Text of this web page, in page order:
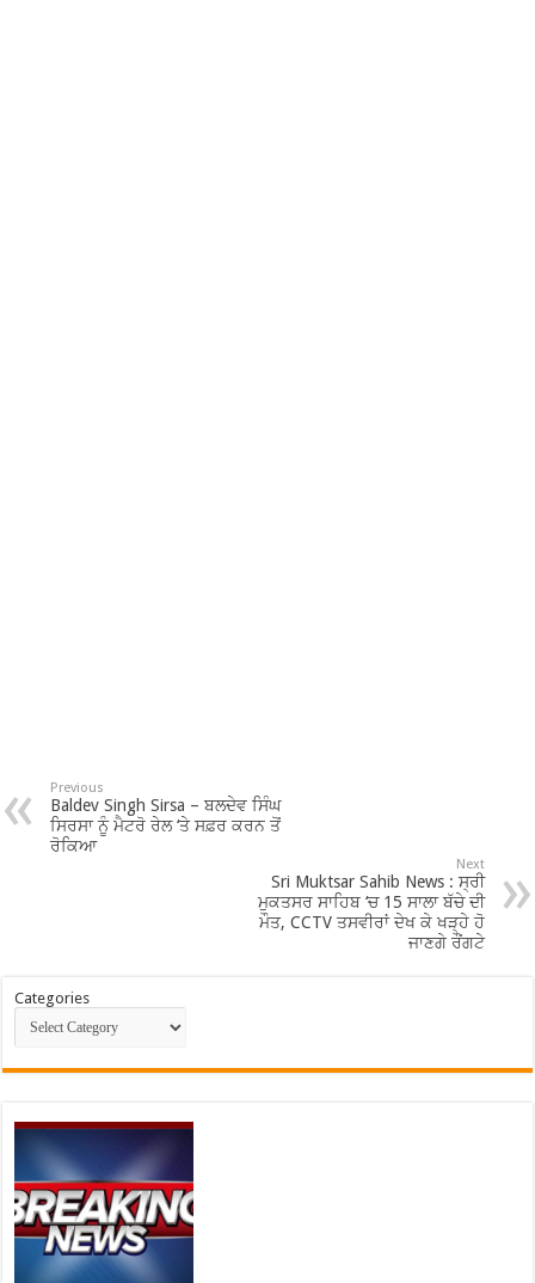
Previous
Baldev Singh Sirsa – ਬਲਦੇਵ ਸਿੰਘ
ਸਿਰਸਾ ਨੂੰ ਮੈਟਰੋ ਰੇਲ ‘ਤੇ ਸਫ਼ਰ ਕਰਨ ਤੋਂ
ਰੋਕਿਆ
Next
Sri Muktsar Sahib News : ਸ੍ਰੀ
ਮੁਕਤਸਰ ਸਾਹਿਬ ‘ਚ 15 ਸਾਲਾ ਬੱਚੇ ਦੀ
ਮੌਤ, CCTV ਤਸਵੀਰਾਂ ਦੇਖ ਕੇ ਖੜ੍ਹੇ ਹੋ
ਜਾਣਗੇ ਰੌਂਗਟੇ
Categories